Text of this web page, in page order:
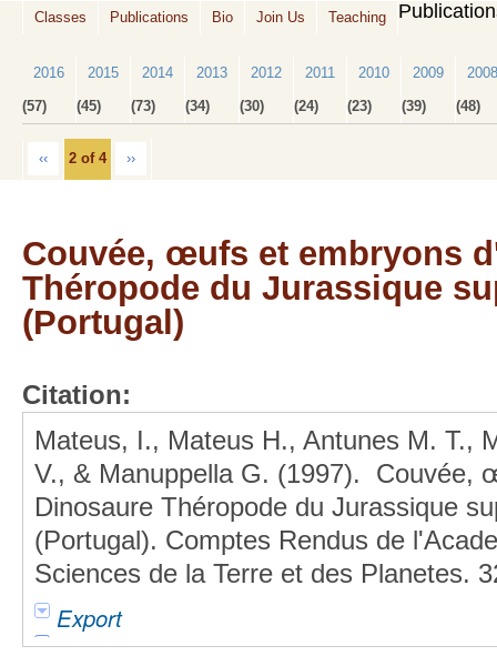
Classes Publications Bio Join Us Teaching
2016
(57)
2015
(45)
2014
(73)
2013
(34)
2012
(30)
2011
(24)
2010
(23)
2009
(39)
2008
(48)
‹‹ 2 of 4 ››
Couvée, œufs et embryons
Théropode du Jurassique
(Portugal)
Citation:
Mateus, I., Mateus H., Antunes M. T.,
V., & Manuppella G. (1997). Couvée,
Dinosaure Théropode du Jurassique
(Portugal). Comptes Rendus de
Sciences de la Terre et des Planetes.
Export